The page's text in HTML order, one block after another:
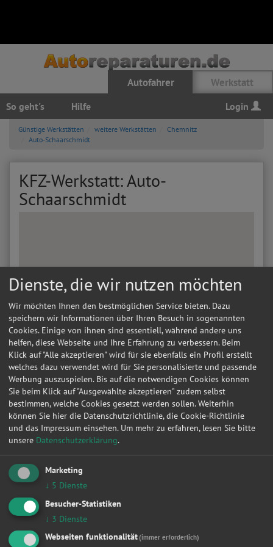
Autofahrer Werkstatt
So geht's Hilfe Login
Günstige Werkstätten weitere Werkstätten
Chemnitz
Auto-Schaarschmidt
KFZ-Werkstatt: Auto-
Schaarschmidt
Kontakt
Auto-Schaarschmidt
Erfenschlager Str. 66
09125 Chemnitz
Dienste, die wir nutzen möchten
Wir möchten Ihnen den bestmöglichen Service bieten. Dazu
speichern wir Informationen über Ihren Besuch in sogenannten
Cookies. Einige von ihnen sind essentiell, während andere uns
helfen, diese Webseite und Ihre Erfahrung zu verbessern. Beim
Klick auf "Alle akzeptieren" wird für sie ebenfalls ein Profil erstellt
welches dazu verwendet wird für Sie personalisierte und passende
Werbung auszuspielen. Bis auf die notwendigen Cookies können
Sie beim Klick auf "Ausgewählte akzeptieren" zudem selbst
bestimmen, welche Cookies gesetzt werden sollen. Weiterhin
können Sie hier die Datenschutzrichtlinie, die Cookie-Richtlinie
und das Impressum einsehen. Um mehr zu erfahren, lesen Sie bitte
unsere Datenschutzerklärung.
Marketing
↓ 5 Dienste
Besucher-Statistiken
↓ 3 Dienste
Webseiten funktionalität(immer erforderlich)